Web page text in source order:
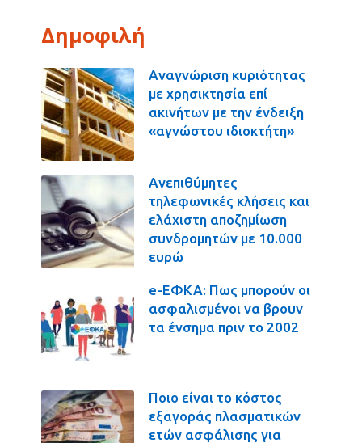
Δημοφιλή
Αναγνώριση κυριότητας
με χρησικτησία επί
ακινήτων με την ένδειξη
«αγνώστου ιδιοκτήτη»
Ανεπιθύμητες
τηλεφωνικές κλήσεις και
ελάχιστη αποζημίωση
συνδρομητών με 10.000
ευρώ
e-ΕΦΚΑ: Πως μπορούν οι
ασφαλισμένοι να βρουν
τα ένσημα πριν το 2002
Ποιο είναι το κόστος
εξαγοράς πλασματικών
ετών ασφάλισης για